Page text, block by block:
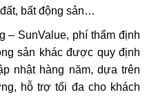
bất động sản…
– SunValue, phí thẩm định
sản khác được quy định
nhật hàng năm, dựa trên
hỗ trợ tối đa cho khách